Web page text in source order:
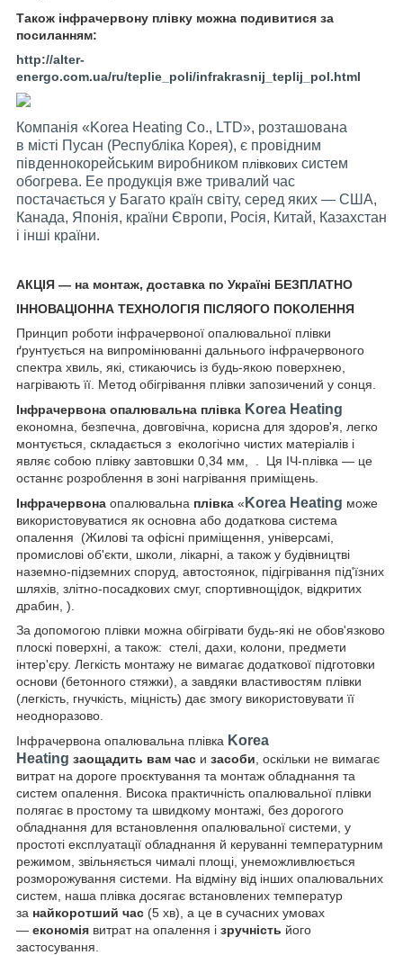
Також інфрачервону плівку можна подивитися за
посиланням:
http://alter-
energo.com.ua/ru/teplie_poli/infrakrasnij_teplij_pol.html
Компанія «Korea Heating Co., LTD», розташована
в місті Пусан (Республіка Корея), є провідним
південнокорейським виробником плівкових систем
обогрева. Ее продукція вже тривалий час
постачається у Багато країн світу, серед яких — США,
Канада, Японія, країни Європи, Росія, Китай, Казахстан
і інші країни.
АКЦІЯ — на монтаж, доставка по Україні БЕЗПЛАТНО
ІННОВАЦІОННА ТЕХНОЛОГІЯ ПІСЛЯОГО ПОКОЛЕННЯ
Принцип роботи інфрачервоної опалювальної плівки
ґрунтується на випромінюванні дальнього інфрачервоного
спектра хвиль, які, стикаючись із будь-якою поверхнею,
нагрівають її. Метод обігрівання плівки запозичений у сонця.
Інфрачервона опалювальна плівка Korea Heating
економна, безпечна, довговічна, корисна для здоров'я, легко
монтується, складається з екологічно чистих матеріалів і
являє собою плівку завтовшки 0,34 мм, . Ця ІЧ-плівка — це
останнє розроблення в зоні нагрівання приміщень.
Інфрачервона опалювальна плівка « Korea Heating може
використовуватися як основна або додаткова система
опалення (Жилові та офісні приміщення, універсамі,
промислові об'єкти, школи, лікарні, а також у будівництві
наземно-підземних споруд, автостоянок, підігрівання під'їзних
шляхів, злітно-посадкових смуг, спортивнощідок, відкритих
драбин, ).
За допомогою плівки можна обігрівати будь-які не обов'язково
плоскі поверхні, а також: стелі, дахи, колони, предмети
інтер'єру. Легкість монтажу не вимагає додаткової підготовки
основи (бетонного стяжки), а завдяки властивостям плівки
(легкість, гнучкість, міцність) дає змогу використовувати її
неодноразово.
Інфрачервона опалювальна плівка Korea
Heating заощадить вам час и засоби , оскільки не вимагає
витрат на дороге проєктування та монтаж обладнання та
систем опалення. Висока практичність опалювальної плівки
полягає в простому та швидкому монтажі, без дорогого
обладнання для встановлення опалювальної системи, у
простоті експлуатації обладнання й керуванні температурним
режимом, звільняється чималі площі, унеможливлюється
розморожування системи. На відміну від інших опалювальних
систем, наша плівка досягає встановлених температур
за найкоротший час (5 хв), а це в сучасних умовах
— економія витрат на опалення і зручність його
застосування.